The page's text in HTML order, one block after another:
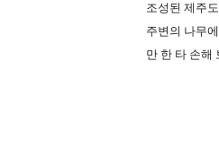
조성된 제주
주변의 나무
만 한 타 손해